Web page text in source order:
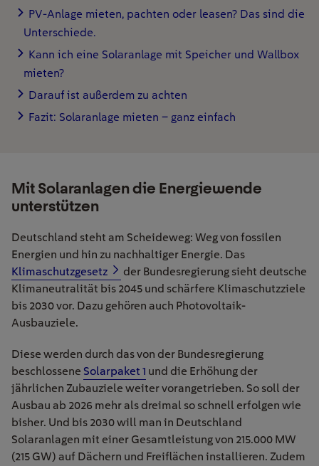
PV-Anlage mieten, pachten oder leasen? Das sind die
Unterschiede.
Kann ich eine Solaranlage mit Speicher und Wallbox
mieten?
Darauf ist außerdem zu achten
Fazit: Solaranlage mieten – ganz einfach
Mit Solaranlagen die Energiewende
unterstützen
Deutschland steht am Scheideweg: Weg von fossilen
Energien und hin zu nachhaltiger Energie. Das
Klimaschutzgesetz
der Bundesregierung sieht deutsche
Klimaneutralität bis 2045 und schärfere Klimaschutzziele
bis 2030 vor. Dazu gehören auch Photovoltaik-
Ausbauziele.
Diese werden durch das von der Bundesregierung
beschlossene Solarpaket 1 und die Erhöhung der
jährlichen Zubauziele weiter vorangetrieben. So soll der
Ausbau ab 2026 mehr als dreimal so schnell erfolgen wie
bisher. Und bis 2030 will man in Deutschland
Solaranlagen mit einer Gesamtleistung von 215.000 MW
(215 GW) auf Dächern und Freiflächen installieren. Zudem